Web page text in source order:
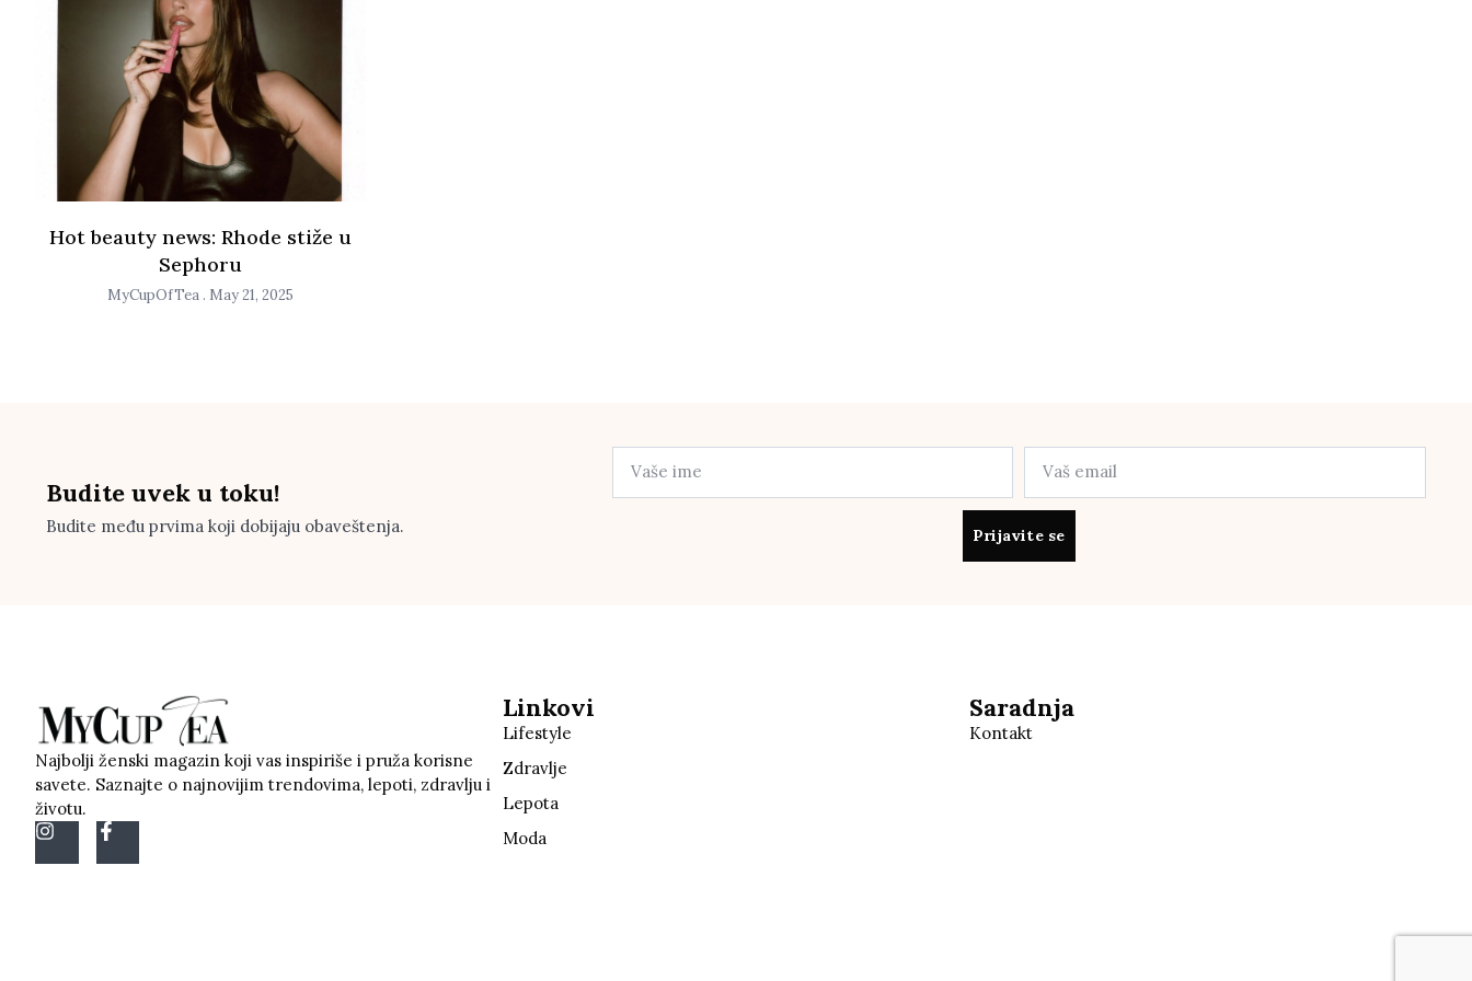
Hot beauty news: Rhode stiže u
Sephoru
MyCupOfTea May 21, 2025
Budite uvek u toku!
Budite među prvima koji dobijaju obaveštenja. Prijavite se
Najbolji ženski magazin koji vas inspiriše i pruža korisne
savete. Saznajte o najnovijim trendovima, lepoti, zdravlju i
životu.
Linkovi
Lifestyle
Zdravlje
Lepota
Moda
Saradnja
Kontakt